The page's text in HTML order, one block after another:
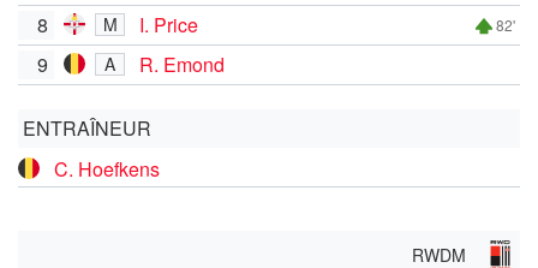
8
M I. Price 82'
9 A R. Emond
ENTRAÎNEUR
C. Hoefkens
RWDM